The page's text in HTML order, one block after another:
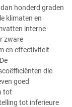
honderd graden
klimaten en
interne
zware
en effectiviteit
die
goed
tot
tot inferieure